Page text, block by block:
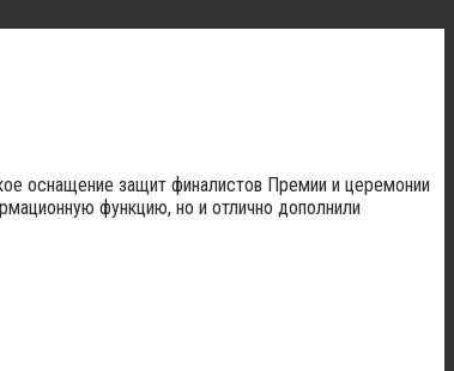
оснащение защит финалистов Премии и церемонии
функцию, но и отлично дополнили